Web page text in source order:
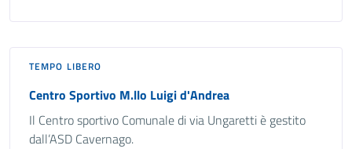
TEMPO LIBERO
Centro Sportivo M.llo Luigi d'Andrea
Il Centro sportivo Comunale di via Ungaretti è gestito
dall’ASD Cavernago.